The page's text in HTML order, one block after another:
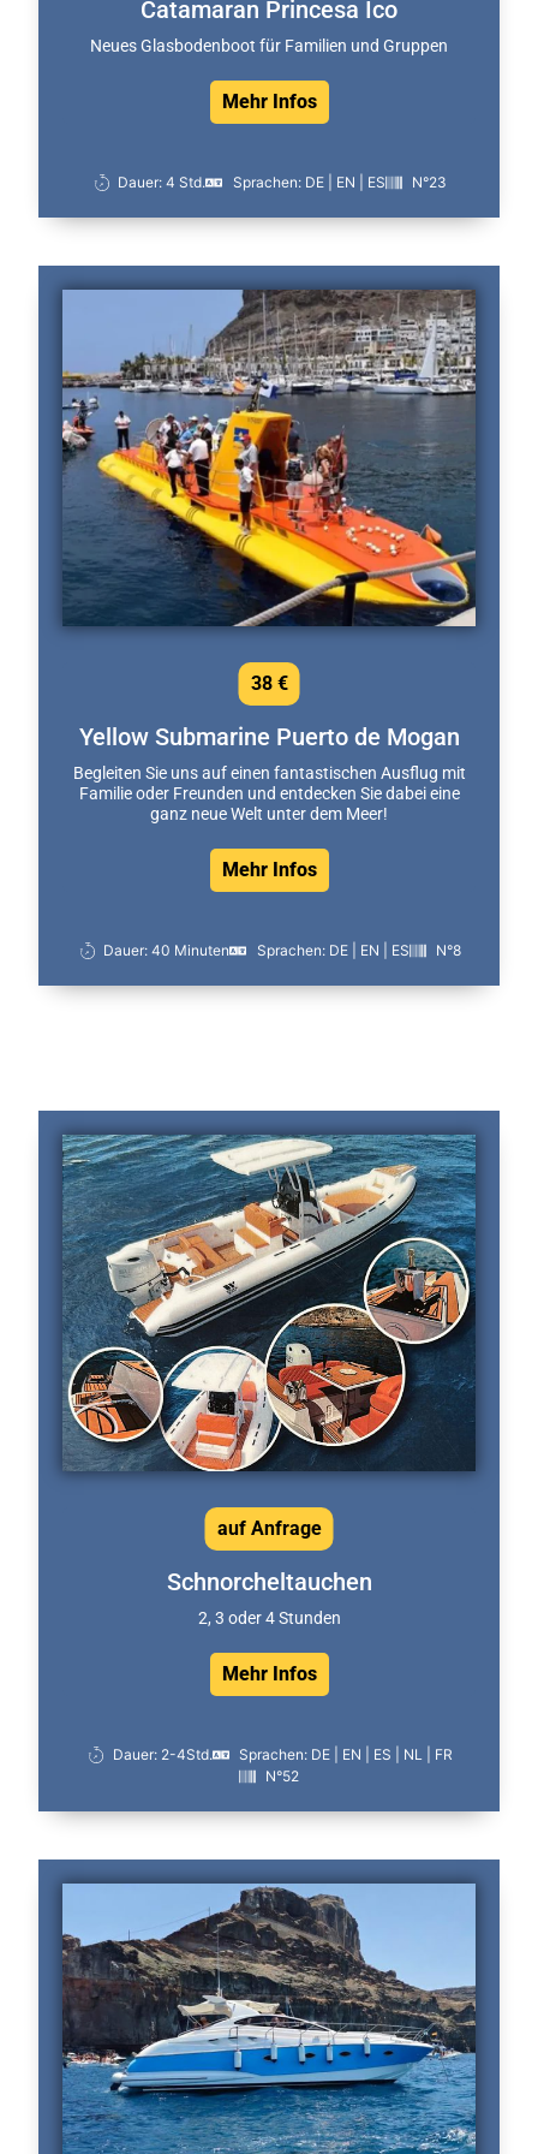
Catamaran Princesa Ico
Neues Glasbodenboot für Familien und Gruppen
Mehr Infos
Dauer: 4 Std. Sprachen: DE | EN | ES N°23
Yellow Submarine Puerto de Mogan
Begleiten Sie uns auf einen fantastischen Ausflug mit
Familie oder Freunden und entdecken Sie dabei eine
ganz neue Welt unter dem Meer!
Mehr Infos
38 €
Dauer: 40 Minuten Sprachen: DE | EN | ES N°8
Schnorcheltauchen
2, 3 oder 4 Stunden
Mehr Infos
auf Anfrage
Dauer: 2-4Std.
Sprachen: DE | EN | ES | NL | FR
N°52